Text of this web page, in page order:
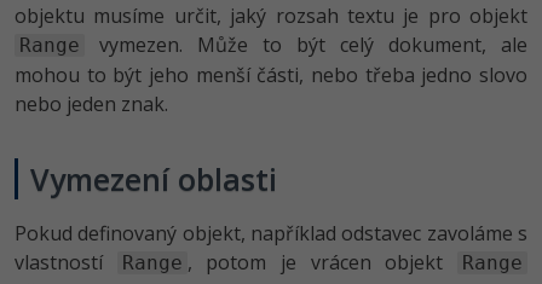
Fórum
Kybernetická bezpečnost
Elektronický podpis
HTML/CSS -80%
Příběhy absolventů
objektu musíme určit, jaký rozsah textu je pro objekt
Range
vymezen. Může to být celý dokument, ale
mohou to být jeho menší části, nebo třeba jedno slovo
nebo jeden znak.
Vymezení oblasti
Pokud definovaný objekt, například odstavec zavoláme s
vlastností
Range , potom je vrácen objekt Range